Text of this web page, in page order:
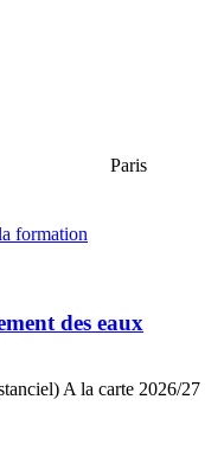
Paris
formation
des eaux
A la carte 2026/27